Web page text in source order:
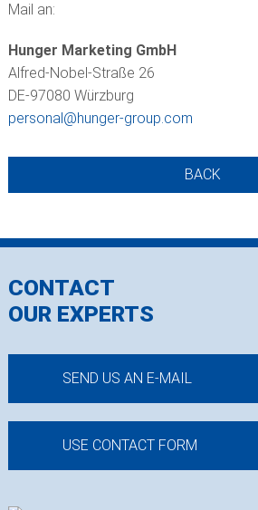
Mail an:
Hunger Marketing GmbH
Alfred-Nobel-Straße 26
DE-97080 Würzburg
personal@hunger-group.com
BACK
CONTACT
OUR EXPERTS
SEND US AN E-MAIL
USE CONTACT FORM